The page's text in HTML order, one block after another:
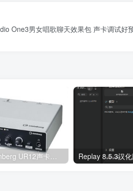
One3男女唱歌聊天效果包 声卡调试好